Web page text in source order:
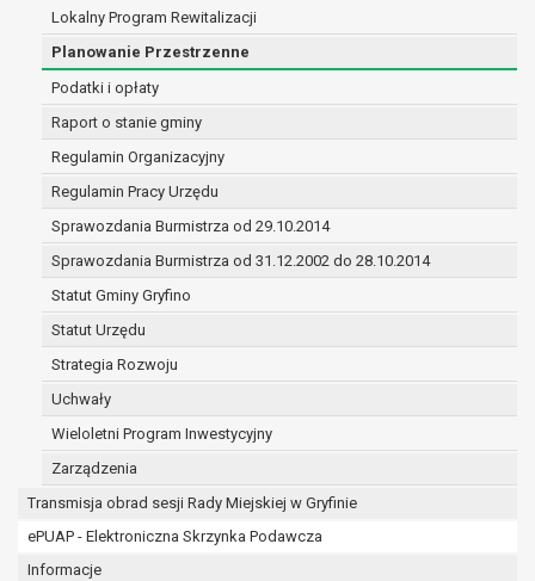
Lokalny Program Rewitalizacji
Planowanie Przestrzenne
Podatki i opłaty
Raport o stanie gminy
Regulamin Organizacyjny
Regulamin Pracy Urzędu
Sprawozdania Burmistrza od 29.10.2014
Sprawozdania Burmistrza od 31.12.2002 do 28.10.2014
Statut Gminy Gryfino
Statut Urzędu
Strategia Rozwoju
Uchwały
Wieloletni Program Inwestycyjny
Zarządzenia
Transmisja obrad sesji Rady Miejskiej w Gryfinie
ePUAP - Elektroniczna Skrzynka Podawcza
Informacje
treści zgody.
W związku z przetwarzaniem danych w celu wskazanym
mogą być udostępniane innym upoważnionym
odbiorców danych osobowych. Odbiorcami mogą być:
podmioty, które przetwarzają dane osobowe w
podstawie zawartej z nim umowy powierzenia
osobowych;
podmioty upoważnione do odbioru danych
odpowiednich przepisów prawa.
Pani/Pana dane osobowe będą przetwarzane przez
celu dla jakiego zostały zebrane oraz zgodnie z
określonymi przez przepisy prawa powszechnie
W przypadku, gdy dane osobowe przetwarzane są na
której dane dotyczą przetwarzanie odbywa się do czasu
W przypadku, gdy dane osobowe przetwarzane są w celu
umowy przetwarzanie odbywa się przez okres
umowy, a po tym czasie w zakresie wymaganym przez
zabezpieczenia ewentualnych roszczeń, a w przypadku
przetwarzanie danych po zakończeniu i rozliczeniu
tej zgody.
Ponadto w przypadku umów o dofinansowanie dane
pozyskania przechowywane są przez okres wynikający z